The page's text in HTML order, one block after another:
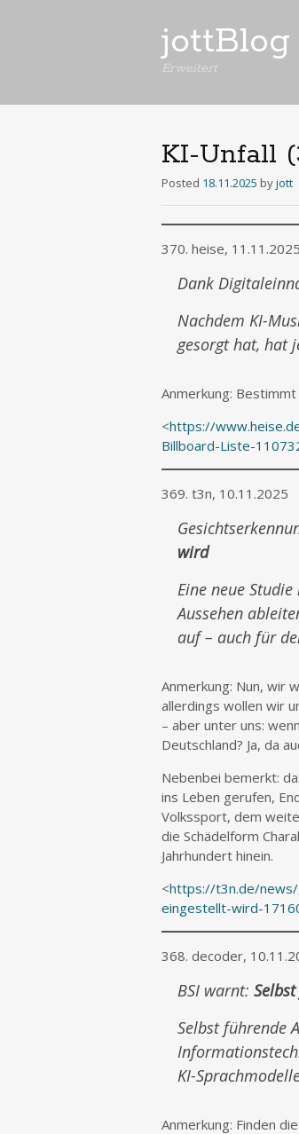
jottBlog
Erweitert
KI-Unfall
Posted 18.11.2025 byjott
370. heise, 11.11.2025
Dank
Nachdem KI-
gesorgt hat, hat
Anmerkung:
<https://
Billboard-Liste-
369. t3n, 10.11.2025
wird
Eine neue
Aussehen
auf – auch für
Anmerkung: Nun, wir
allerdings wollen wir
– aber unter uns:
Deutschland? Ja, da
Nebenbei bemerkt:
ins Leben gerufen,
Volkssport, dem
die Schädelform
Jahrhundert hinein.
<https://t3n.de/news/
eingestellt-wird-
368. decoder,
BSI warnt:
Selbst führende
KI-
Anmerkung: Finden